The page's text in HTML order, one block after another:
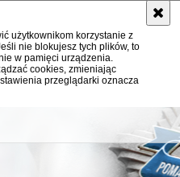
użytkownikom korzystanie z
nie blokujesz tych plików, to
w pamięci urządzenia.
cookies, zmieniając
przeglądarki oznacza